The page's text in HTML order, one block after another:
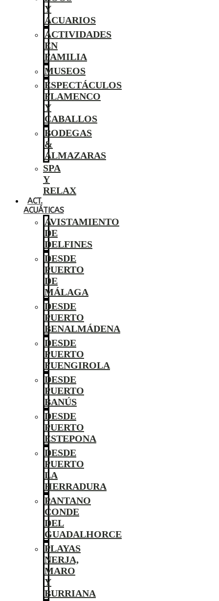
Y
ACUARIOS
ACTIVIDADES
EN
FAMILIA
MUSEOS
ESPECTÁCULOS
FLAMENCO
Y
CABALLOS
BODEGAS
&
ALMAZARAS
SPA
Y
RELAX
ACT.
ACUÁTICAS
AVISTAMIENTO
DE
DELFINES
DESDE
PUERTO
DE
MÁLAGA
DESDE
PUERTO
BENALMÁDENA
DESDE
PUERTO
FUENGIROLA
DESDE
PUERTO
BANÚS
DESDE
PUERTO
ESTEPONA
DESDE
PUERTO
LA
HERRADURA
PANTANO
CONDE
DEL
GUADALHORCE
PLAYAS
NERJA,
MARO
Y
BURRIANA